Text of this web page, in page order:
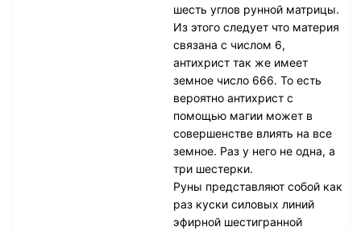
шесть углов рунной матрицы.
Из этого следует что материя
связана с числом 6,
антихрист так же имеет
земное число 666. То есть
вероятно антихрист с
помощью магии может в
совершенстве влиять на все
земное. Раз у него не одна, а
три шестерки.
Руны представляют собой как
раз куски силовых линий
эфирной шестигранной